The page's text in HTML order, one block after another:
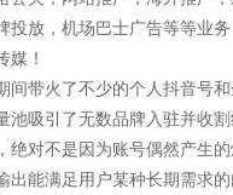
投放，机场巴士广告等等业
媒！
间带火了不少的个人抖音号
池吸引了无数品牌入驻并收
绝对不是因为账号偶然产生
出能满足用户某种长期需求